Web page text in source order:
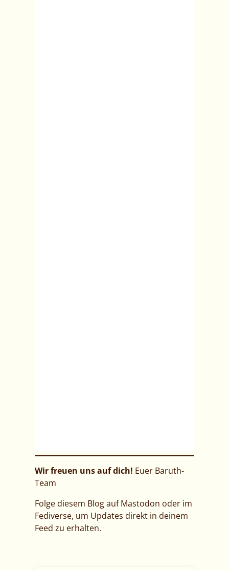
Wir freuen uns auf dich! Euer Baruth-
Team
Folge diesem Blog auf Mastodon oder im
Fediverse, um Updates direkt in deinem
Feed zu erhalten.